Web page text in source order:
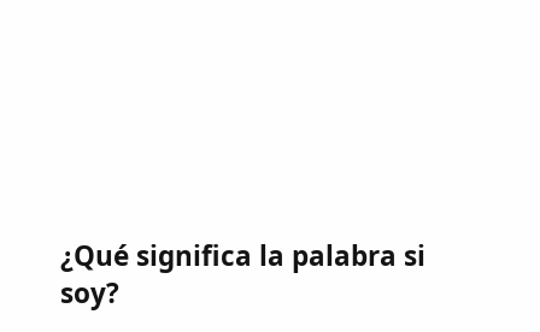
¿Qué significa la palabra si
soy?